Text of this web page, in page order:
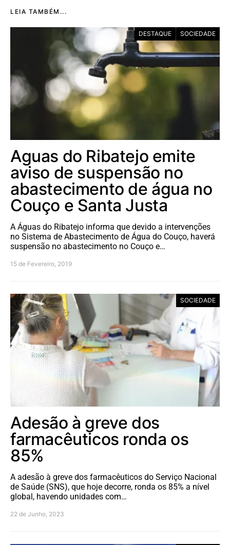
LEIA TAMBÉM...
DESTAQUE SOCIEDADE
Aguas do Ribatejo emite
aviso de suspensão no
abastecimento de água no
Couço e Santa Justa
A Águas do Ribatejo informa que devido a intervenções
no Sistema de Abastecimento de Água do Couço, haverá
suspensão no abastecimento no Couço e…
15 de Fevereiro, 2019
SOCIEDADE
Adesão à greve dos
farmacêuticos ronda os
85%
A adesão à greve dos farmacêuticos do Serviço Nacional
de Saúde (SNS), que hoje decorre, ronda os 85% a nível
global, havendo unidades com…
22 de Junho, 2023